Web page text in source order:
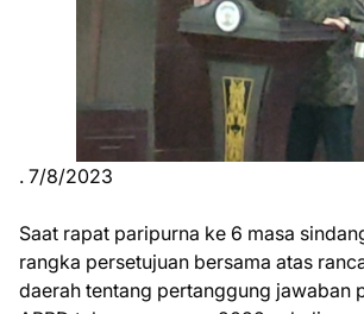
. 7/8/2023
Saat rapat paripurna ke 6 masa
rangka persetujuan bersama atas
daerah tentang pertanggung jawaban